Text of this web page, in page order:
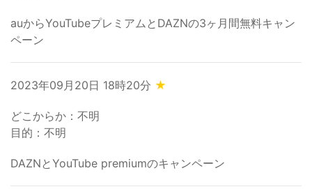
auからYouTubeプレミアムとDAZNの3ヶ月間無料キャン
ペーン
2023年09月20日 18時20分 ★
どこからか：不明
目的：不明
DAZNとYouTube premiumのキャンペーン